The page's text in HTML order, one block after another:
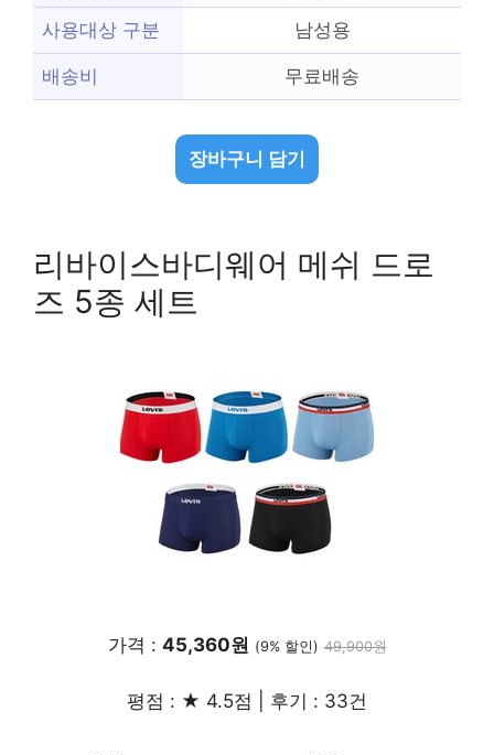
사용대상 구분 남성용
배송비 무료배송
장바구니 담기
리바이스바디웨어 메쉬 드로
즈 5종 세트
가격 : 45,360원 (9% 할인) 49,900원
평점 : ★ 4.5점 | 후기 : 33건